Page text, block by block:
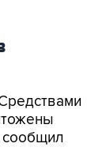
сообщил